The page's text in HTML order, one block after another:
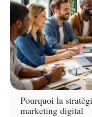
Pourquoi la
marketing digital